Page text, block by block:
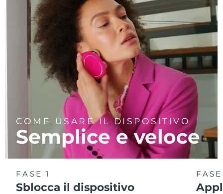
COME USARE IL DISPOSITIVO
Semplice e veloce
FASE 1
Sblocca il dispositivo